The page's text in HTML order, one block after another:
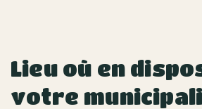
Lieu où en
votre